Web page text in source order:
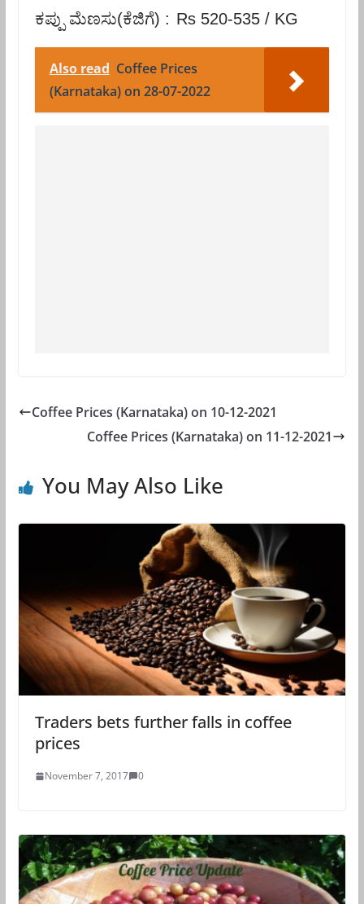
ಕಪ್ಪು ಮೆಣಸು(ಕೆಜಿಗೆ) : Rs 520-535 / KG
Also read Coffee Prices
(Karnataka) on 28-07-2022
Coffee Prices (Karnataka) on 10-12-2021
Coffee Prices (Karnataka) on 11-12-2021
You May Also Like
Traders bets further falls in coffee
prices
November 7, 2017 0